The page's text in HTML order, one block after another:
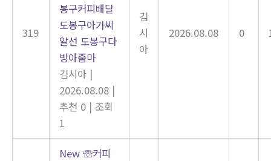
319
봉구커피배달
도봉구아가씨
알선 도봉구다
방아줌마
김시아 |
2026.08.08 |
추천 0 | 조회
1
김
시
아
2026.08.08 0
New ☏커피